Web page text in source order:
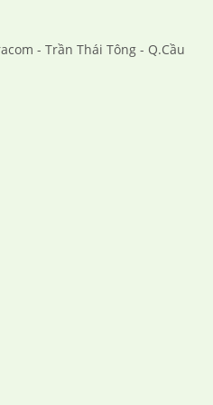
- Trần Thái Tông - Q.Cầu